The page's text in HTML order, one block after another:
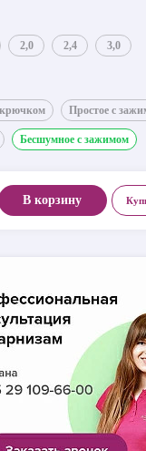
2,0 2,4 3,0
крючком Простое с
Бесшумное с зажимом
В корзину